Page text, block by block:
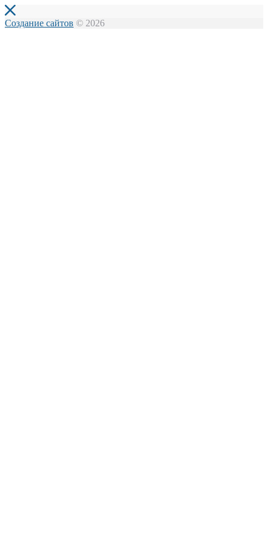
Создание сайтов © 2026